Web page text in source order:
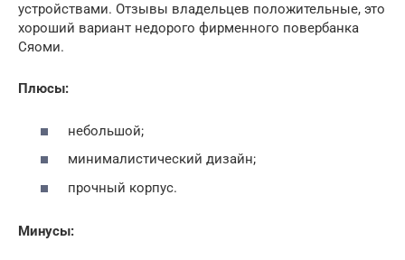
устройствами. Отзывы владельцев положительные, это
хороший вариант недорого фирменного повербанка
Сяоми.
Плюсы:
небольшой;
минималистический дизайн;
прочный корпус.
Минусы: